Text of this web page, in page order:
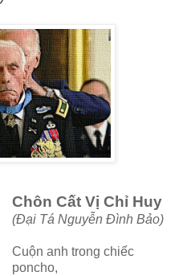
Chôn Cất Vị Chỉ Huy
(Đại Tá Nguyễn Đình Bảo)
Cuộn anh trong chiếc
poncho,